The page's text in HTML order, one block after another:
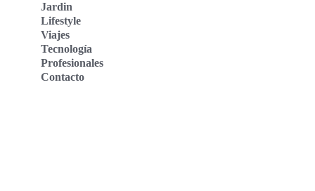
Jardin
Lifestyle
Viajes
Tecnología
Profesionales
Contacto